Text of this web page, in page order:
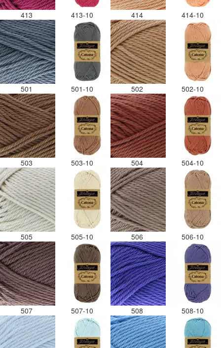
413 413-10 414 414-10
501 501-10 502 502-10
503 503-10 504 504-10
505 505-10 506 506-10
507 507-10 508 508-10